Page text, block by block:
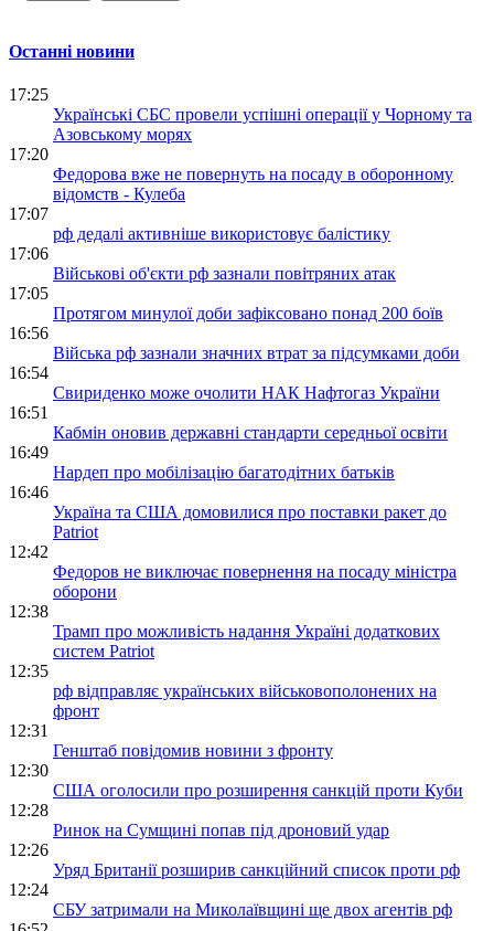
Останні новини
17:25
Українські СБС провели успішні операції у Чорному та
Азовському морях
17:20
Федорова вже не повернуть на посаду в оборонному
відомств - Кулеба
17:07
рф дедалі активніше використовує балістику
17:06
Військові об'єкти рф зазнали повітряних атак
17:05
Протягом минулої доби зафіксовано понад 200 боїв
16:56
Війська рф зазнали значних втрат за підсумками доби
16:54
Свириденко може очолити НАК Нафтогаз України
16:51
Кабмін оновив державні стандарти середньої освіти
16:49
Нардеп про мобілізацію багатодітних батьків
16:46
Україна та США домовилися про поставки ракет до
Patriot
12:42
Федоров не виключає повернення на посаду міністра
оборони
12:38
Трамп про можливість надання Україні додаткових
систем Patriot
12:35
рф відправляє українських військовополонених на
фронт
12:31
Генштаб повідомив новини з фронту
12:30
США оголосили про розширення санкцій проти Куби
12:28
Ринок на Сумщині попав під дроновий удар
12:26
Уряд Британії розширив санкційний список проти рф
12:24
СБУ затримали на Миколаївщині ще двох агентів рф